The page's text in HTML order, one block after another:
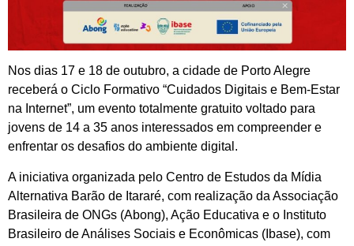
Nos dias 17 e 18 de outubro, a cidade de Porto Alegre
receberá o Ciclo Formativo “Cuidados Digitais e Bem-Estar
na Internet”, um evento totalmente gratuito voltado para
jovens de 14 a 35 anos interessados em compreender e
enfrentar os desafios do ambiente digital.
A iniciativa organizada pelo Centro de Estudos da Mídia
Alternativa Barão de Itararé, com realização da Associação
Brasileira de ONGs (Abong), Ação Educativa e o Instituto
Brasileiro de Análises Sociais e Econômicas (Ibase), com